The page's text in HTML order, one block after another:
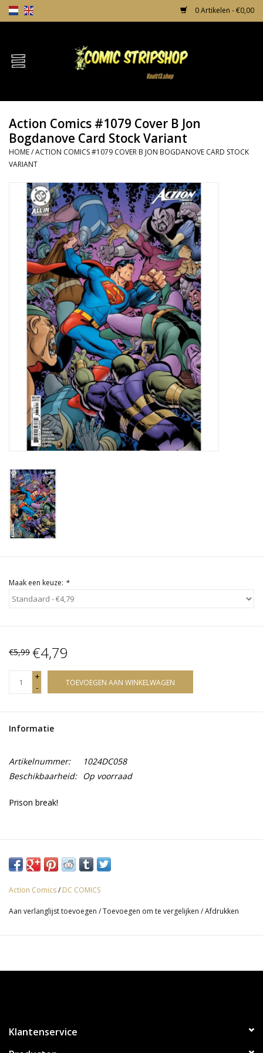
0 Artikelen - €0,00
Home
TPB's
Incentives
Comic Protection
News
Action Comics #1079 Cover B Jon
Bogdanove Card Stock Variant
HOME/ACTION COMICS #1079 COVER B JON BOGDANOVE CARD STOCK
VARIANT
Maak een keuze: *
€5,99 €4,79
+
-
TOEVOEGEN AAN WINKELWAGEN
Informatie
Artikelnummer:
1024DC058
Beschikbaarheid: Op voorraad
Prison break!
Action Comics/ DC COMICS
Aan verlanglijst toevoegen /Toevoegen om te vergelijken /Afdrukken
Klantenservice